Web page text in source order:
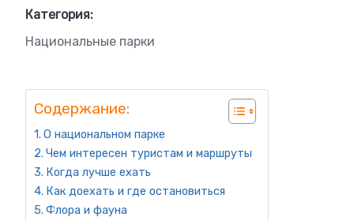
Категория:
Национальные парки
Содержание:
О национальном парке
Чем интересен туристам и маршруты
Когда лучше ехать
Как доехать и где остановиться
Флора и фауна